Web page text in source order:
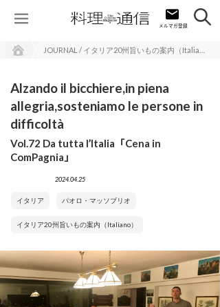
Alzando il bicchiere,in piena
allegria,sosteniamo le persone in
difficoltà
Vol.72 Da tutta l’Italia「Cena in
ComPagnia」
2024.04.25
イタリア パオロ・マッソブリオ
イタリア20州旨いもの案内（Italiano）